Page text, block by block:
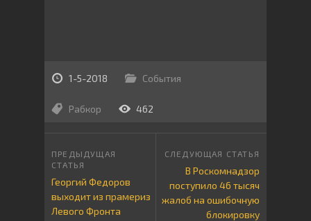
1-5-2018 События
Рабкор 462
Георгий Федоров
выходит из прамериз
Левого Фронта
В Роскомнадзор
поступило 46 тысяч
жалоб на ошибочную
блокировку